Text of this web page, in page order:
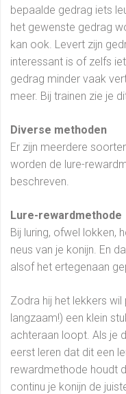
bepaalde gedrag iets
het gewenste gedrag
kan ook. Levert zijn
interessant is of zelfs
gedrag minder vaak
meer. Bij trainen zie je
Diverse methoden
Er zijn meerdere
worden de lure-
beschreven.
Lure-rewardmethode
Bij luring, ofwel lokken,
neus van je konijn. En
alsof het ertegenaan
Zodra hij het lekkers
langzaam!) een klein
achteraan loopt. Als je
eerst leren dat dit een
rewardmethode houdt
continu je konijn de